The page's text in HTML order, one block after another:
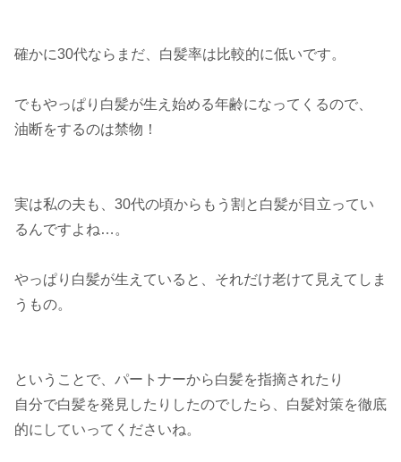
確かに30代ならまだ、白髪率は比較的に低いです。
でもやっぱり白髪が生え始める年齢になってくるので、
油断をするのは禁物！
実は私の夫も、30代の頃からもう割と白髪が目立ってい
るんですよね…。
やっぱり白髪が生えていると、それだけ老けて見えてしま
うもの。
ということで、パートナーから白髪を指摘されたり
自分で白髪を発見したりしたのでしたら、白髪対策を徹底
的にしていってくださいね。